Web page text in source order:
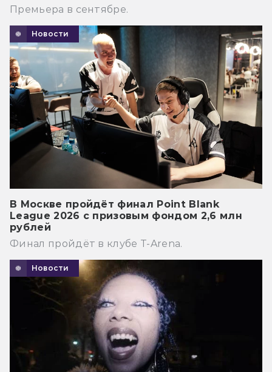
Премьера в сентябре.
Новости
В Москве пройдёт финал Point Blank
League 2026 с призовым фондом 2,6 млн
рублей
Финал пройдёт в клубе T-Arena.
Новости